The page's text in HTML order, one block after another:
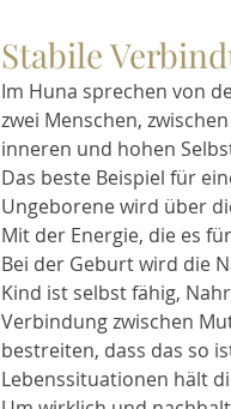
Stabile
Im Huna sprechen von
zwei Menschen,
inneren und hohen
Das beste Beispiel für
Ungeborene wird über
Mit der Energie, die es
Bei der Geburt wird die
Kind ist selbst fähig,
Verbindung zwischen
bestreiten, dass das so
Lebenssituationen hält